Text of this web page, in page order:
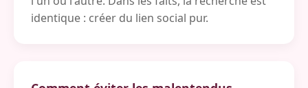
identique : créer du lien social pur.